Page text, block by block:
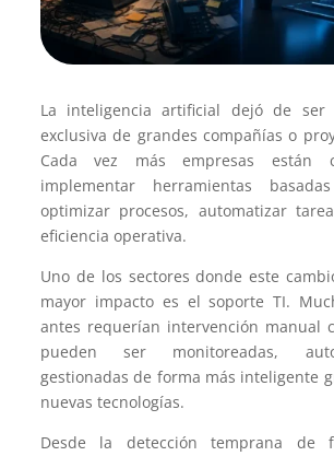
La inteligencia artificial dejó de ser
exclusiva de grandes compañías o
Cada vez más empresas están
implementar herramientas
optimizar procesos, automatizar
eficiencia operativa.
Uno de los sectores donde este
mayor impacto es el soporte TI.
antes requerían intervención manual
pueden ser monitoreadas,
gestionadas de forma más inteligente
nuevas tecnologías.
Desde la detección temprana de